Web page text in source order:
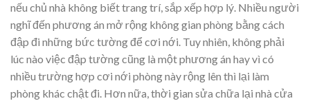
nếu chủ nhà không biết trang trí, sắp xếp hợp lý. Nhiều người
nghĩ đến phương án mở rộng không gian phòng bằng cách
đập đi những bức tường để cơi nới. Tuy nhiên, không phải
lúc nào việc đập tường cũng là một phương án hay vì có
nhiều trường hợp cơi nới phòng này rộng lên thì lại làm
phòng khác chật đi. Hơn nữa, thời gian sửa chữa lại nhà cửa